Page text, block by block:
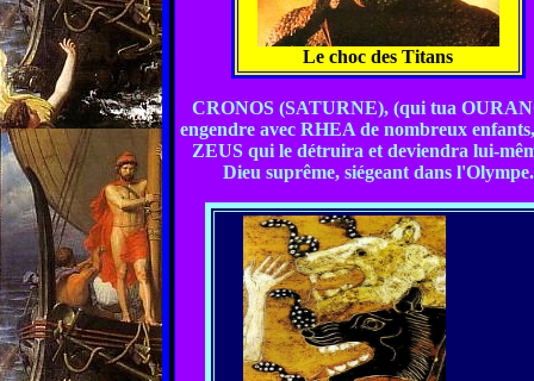
Le choc des Titans
CRONOS (SATURNE), (qui tua
engendre avec RHEA de nombreux
ZEUS qui le détruira et deviendra lui-
Dieu suprême, siégeant dans l'Olympe.